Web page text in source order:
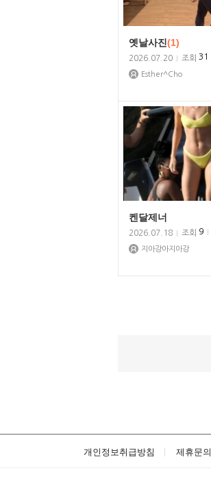
옛날사진 (1)
2026.07.20 조회 31
Esther^Cho
켄달제너
2026.07.18 조회 9
지아강아지아강
개인정보취급방침 제휴문의